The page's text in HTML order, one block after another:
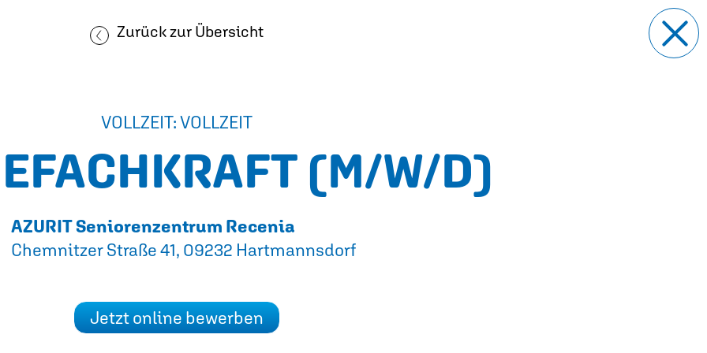
Zurück zur Übersicht
VOLLZEIT: VOLLZEIT
(M/W/D)
AZURIT Seniorenzentrum Recenia
Chemnitzer Straße 41, 09232 Hartmannsdorf
Jetzt online bewerben